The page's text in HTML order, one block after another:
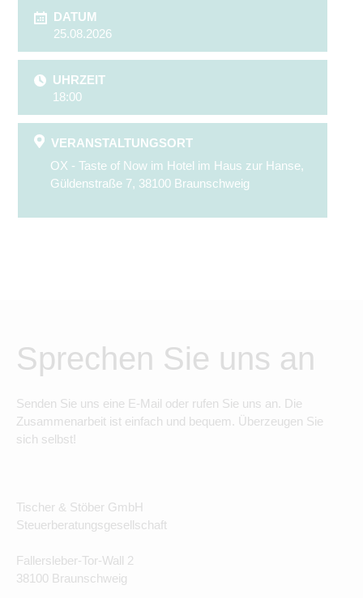
DATUM
25.08.2026
UHRZEIT
18:00
VERANSTALTUNGSORT
OX - Taste of Now im Hotel im Haus zur Hanse,
Güldenstraße 7, 38100 Braunschweig
Sprechen Sie uns an
Senden Sie uns eine E-Mail oder rufen Sie uns an. Die
Zusammenarbeit ist einfach und bequem. Überzeugen Sie
sich selbst!
Tischer & Stöber GmbH
Steuerberatungsgesellschaft
Fallersleber-Tor-Wall 2
38100 Braunschweig